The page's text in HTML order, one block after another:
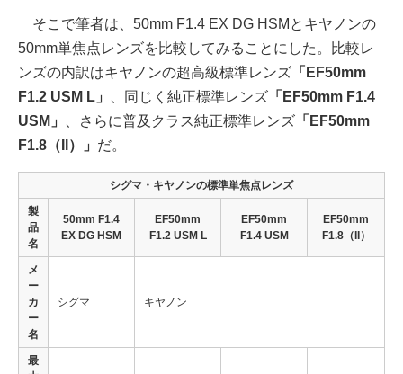
そこで筆者は、50mm F1.4 EX DG HSMとキヤノンの
50mm単焦点レンズを比較してみることにした。比較レ
ンズの内訳はキヤノンの超高級標準レンズ 「EF50mm
F1.2 USM L」
、同じく純正標準レンズ 「EF50mm F1.4
USM」
、さらに普及クラス純正標準レンズ 「EF50mm
F1.8（II）」 だ。
シグマ・キヤノンの標準単焦点レンズ
製
品
名
50mm F1.4
EX DG HSM
EF50mm
F1.2 USM L
EF50mm
F1.4 USM
EF50mm
F1.8（II）
メ
ー
カ
ー
名
シグマ キヤノン
最